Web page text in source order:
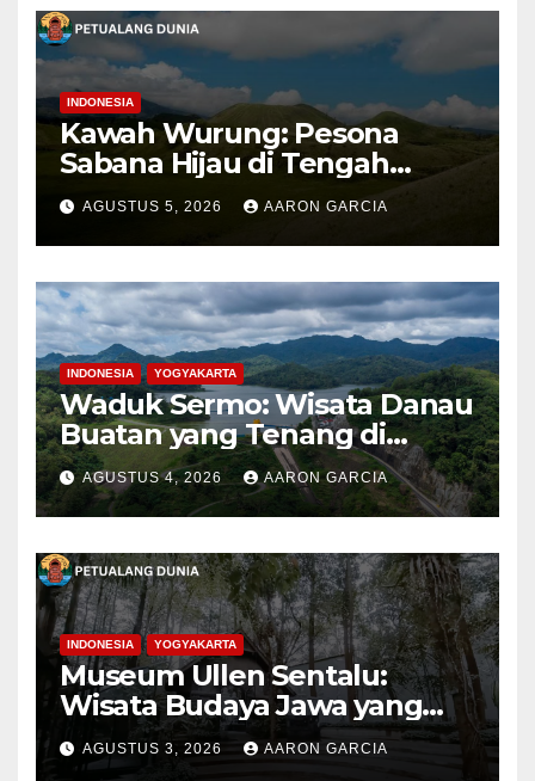
INDONESIA
Kawah Wurung: Pesona
Sabana Hijau di Tengah
Pegunungan Bondowoso
AGUSTUS 5, 2026 AARON GARCIA
INDONESIA YOGYAKARTA
Waduk Sermo: Wisata Danau
Buatan yang Tenang di
Perbukitan Menoreh Kulon
Progo
AGUSTUS 4, 2026 AARON GARCIA
INDONESIA YOGYAKARTA
Museum Ullen Sentalu:
Wisata Budaya Jawa yang
Elegan di Lereng Kaliurang
AGUSTUS 3, 2026 AARON GARCIA